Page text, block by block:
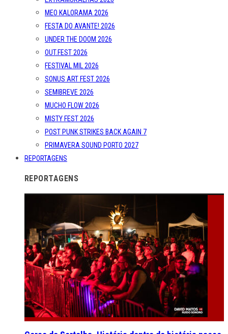
MEO KALORAMA 2026
FESTA DO AVANTE! 2026
UNDER THE DOOM 2026
OUT.FEST 2026
FESTIVAL MIL 2026
SONUS ART FEST 2026
SEMIBREVE 2026
MUCHO FLOW 2026
MISTY FEST 2026
POST PUNK STRIKES BACK AGAIN 7
PRIMAVERA SOUND PORTO 2027
REPORTAGENS
REPORTAGENS